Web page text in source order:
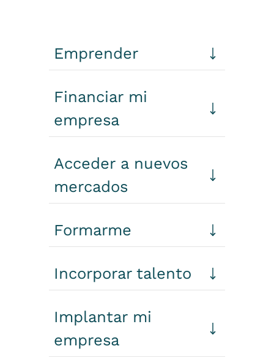
Emprender
Financiar mi
empresa
Acceder a nuevos
mercados
Formarme
Incorporar talento
Implantar mi
empresa